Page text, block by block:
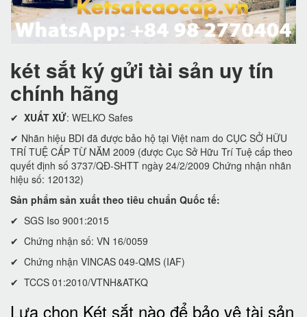
két sắt ký gửi tài sản uy tín
chính hãng
✔ XUẤT XỨ: WELKO Safes
✔ Nhãn hiệu BDI đã được bảo hộ tại Việt nam do CỤC SỞ HỮU
TRÍ TUỆ CẤP TỪ NĂM 2009 (được Cục Sở Hữu Trí Tuệ cấp theo
quyết định số 3737/QĐ-SHTT ngày 24/2/2009 Chứng nhận nhãn
hiệu số: 120132)
Sản phẩm sản xuất theo tiêu chuẩn Quốc tế:
✔ SGS Iso 9001:2015
✔ Chứng nhận số: VN 16/0059
✔ Chứng nhận VINCAS 049-QMS (IAF)
✔ TCCS 01:2010/VTNH&ATKQ
Lựa chọn Két sắt nào để bảo vệ tài sản